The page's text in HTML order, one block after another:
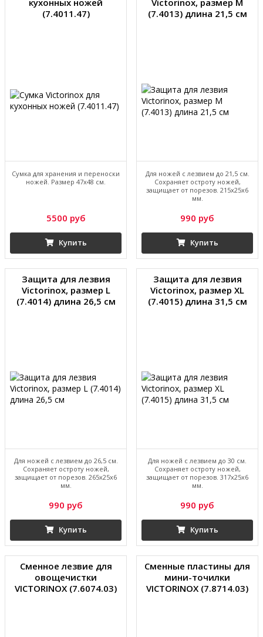
кухонных ножей
(7.4011.47)
Сумка для хранения и переноски
ножей. Размер 47х48 см.
5500 руб
Купить
Victorinox, размер M
(7.4013) длина 21,5 см
Для ножей с лезвием до 21,5 см.
Сохраняет остроту ножей,
защищает от порезов. 215x25x6
мм.
990 руб
Купить
Защита для лезвия
Victorinox, размер L
(7.4014) длина 26,5 см
Для ножей с лезвием до 26,5 см.
Сохраняет остроту ножей,
защищает от порезов. 265x25x6
мм.
990 руб
Купить
Защита для лезвия
Victorinox, размер XL
(7.4015) длина 31,5 см
Для ножей с лезвием до 30 см.
Сохраняет остроту ножей,
защищает от порезов. 317x25x6
мм.
990 руб
Купить
Сменное лезвие для
овощечистки
VICTORINOX (7.6074.03)
Сменные пластины для
мини-точилки
VICTORINOX (7.8714.03)